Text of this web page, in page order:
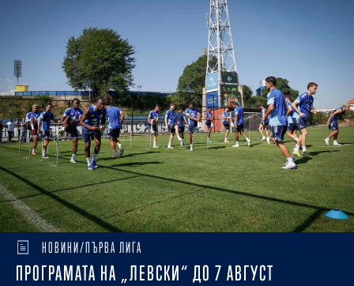
НОВИНИ/ПЪРВА ЛИГА
ПРОГРАМАТА НА „ЛЕВСКИ“ ДО 7 АВГУСТ